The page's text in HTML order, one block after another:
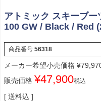
アトミック スキーブ
100 GW / Black / Red
商品番号 56318
メーカー希望小売価格 ¥
販売価格 ¥47,900税込
送料込